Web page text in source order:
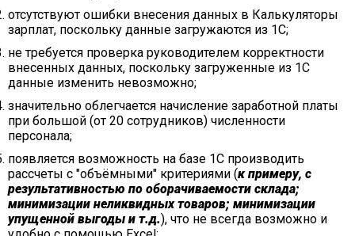
отсутствуют ошибки внесения данных в Калькуляторы
зарплат, поскольку данные загружаются из 1С;
не требуется проверка руководителем корректности
внесенных данных, поскольку загруженные из 1С
данные изменить невозможно;
значительно облегчается начисление заработной платы
при большой (от 20 сотрудников) численности
персонала;
появляется возможность на базе 1С производить
рассчеты с "объёмными" критериями (к примеру, с
результативностью по оборачиваемости склада;
минимизации неликвидных товаров; минимизации
упущенной выгоды и т.д.), что не всегда возможно и